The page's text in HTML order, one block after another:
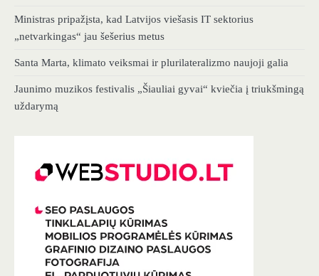
Ministras pripažįsta, kad Latvijos viešasis IT sektorius
„netvarkingas“ jau šešerius metus
Santa Marta, klimato veiksmai ir plurilateralizmo naujoji galia
Jaunimo muzikos festivalis „Šiauliai gyvai“ kviečia į triukšmingą
uždarymą